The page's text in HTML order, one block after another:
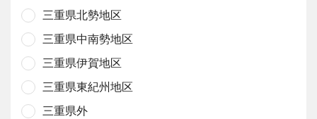
三重県北勢地区
三重県中南勢地区
三重県伊賀地区
三重県東紀州地区
三重県外